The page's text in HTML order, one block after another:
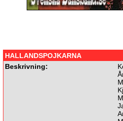
HALLANDSPOJKARNA
Beskrivning: